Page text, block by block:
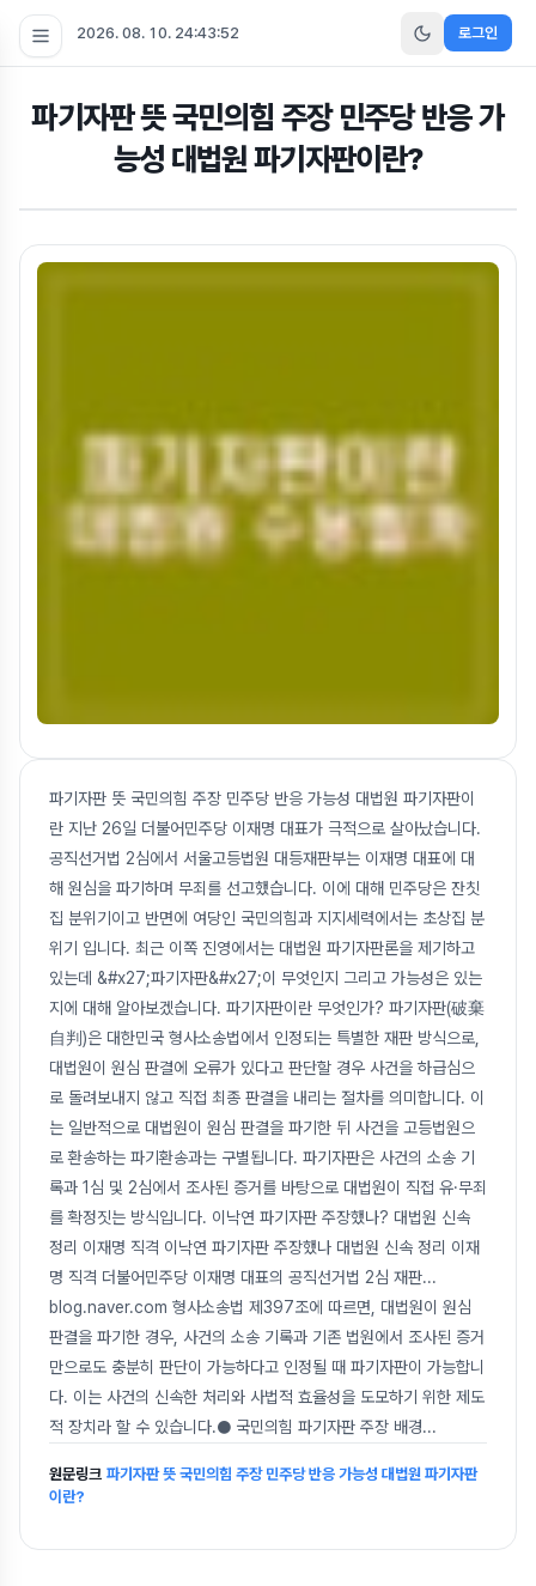
2026. 08. 10. 24:43:53 로그인
파기자판 뜻 국민의힘 주장 민주당 반응 가
능성 대법원 파기자판이란?
파기자판 뜻 국민의힘 주장 민주당 반응 가능성 대법원 파기자판이
란 지난 26일 더불어민주당 이재명 대표가 극적으로 살아났습니다.
공직선거법 2심에서 서울고등법원 대등재판부는 이재명 대표에 대
해 원심을 파기하며 무죄를 선고했습니다. 이에 대해 민주당은 잔칫
집 분위기이고 반면에 여당인 국민의힘과 지지세력에서는 초상집 분
위기 입니다. 최근 이쪽 진영에서는 대법원 파기자판론을 제기하고
있는데 &#x27;파기자판&#x27;이 무엇인지 그리고 가능성은 있는
지에 대해 알아보겠습니다. 파기자판이란 무엇인가? 파기자판(破棄
自判)은 대한민국 형사소송법에서 인정되는 특별한 재판 방식으로,
대법원이 원심 판결에 오류가 있다고 판단할 경우 사건을 하급심으
로 돌려보내지 않고 직접 최종 판결을 내리는 절차를 의미합니다. 이
는 일반적으로 대법원이 원심 판결을 파기한 뒤 사건을 고등법원으
로 환송하는 파기환송과는 구별됩니다. 파기자판은 사건의 소송 기
록과 1심 및 2심에서 조사된 증거를 바탕으로 대법원이 직접 유·무죄
를 확정짓는 방식입니다. 이낙연 파기자판 주장했나? 대법원 신속
정리 이재명 직격 이낙연 파기자판 주장했나 대법원 신속 정리 이재
명 직격 더불어민주당 이재명 대표의 공직선거법 2심 재판...
blog.naver.com 형사소송법 제397조에 따르면, 대법원이 원심
판결을 파기한 경우, 사건의 소송 기록과 기존 법원에서 조사된 증거
만으로도 충분히 판단이 가능하다고 인정될 때 파기자판이 가능합니
다. 이는 사건의 신속한 처리와 사법적 효율성을 도모하기 위한 제도
적 장치라 할 수 있습니다.● 국민의힘 파기자판 주장 배경...
원문링크 파기자판 뜻 국민의힘 주장 민주당 반응 가능성 대법원 파기자판
이란?